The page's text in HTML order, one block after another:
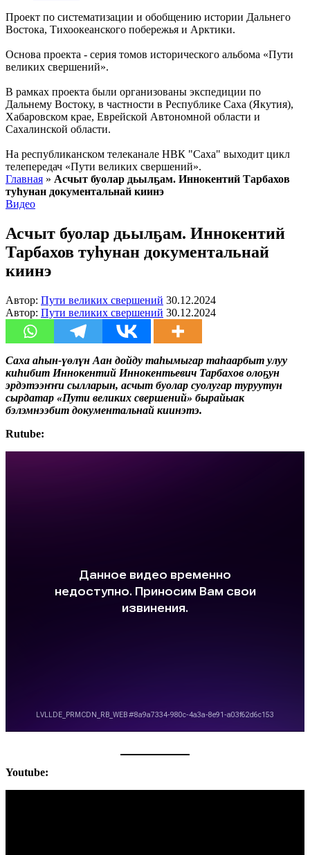
Проект по систематизации и обобщению истории Дальнего
Востока, Тихоокеанского побережья и Арктики.
Основа проекта - серия томов исторического альбома «Пути
великих свершений».
В рамках проекта были организованы экспедиции по
Дальнему Востоку, в частности в Республике Саха (Якутия),
Хабаровском крае, Еврейской Автономной области и
Сахалинской области.
На республиканском телеканале НВК "Саха" выходит цикл
телепередач «Пути великих свершений».
Главная » Асчыт буолар дьылҕам. Иннокентий Тарбахов
туһунан документальнай киинэ
Видео
Асчыт буолар дьылҕам. Иннокентий
Тарбахов туһунан документальнай
киинэ
Автор: Пути великих свершений 30.12.2024
Автор: Пути великих свершений 30.12.2024
Саха аһын-үөлүн Аан дойду таһымыгар таһаарбыт улуу
киһибит Иннокентий Иннокентьевич Тарбахов олоҕун
эрдэтээҥҥи сылларын, асчыт буолар суолугар туруутун
сырдатар «Пути великих свершений» бырайыак
бэлэмнээбит документальнай киинэтэ.
Rutube:
Youtube: